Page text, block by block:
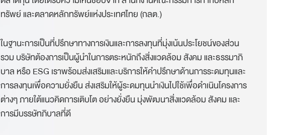
ทรัพย์ และตลาดหลักทรัพย์แห่งประเทศไทย (กลต.)
ในฐานะการเป็นที่ปรึกษาทางการเงินและการลงทุนที่มุ่งเน้นประโยชน์ของส่วน
รวม บริษัทต้องการเป็นผู้นำในการตระหนักถึงสิ่งแวดล้อม สังคม และธรรมาภิ
บาล หรือ ESG เราพร้อมส่งเสริมและบริการให้คำปรึกษาด้านการระดมทุนและ
การลงทุนเพื่อความยั่งยืน ส่งเสริมให้ผู้ระดมทุนนำเงินไปใช้เพื่อดำเนินโครงการ
ต่างๆ ภายใต้แนวคิดการเติบโต อย่างยั่งยืน มุ่งพัฒนาสิ่งแวดล้อม สังคม และ
การมีบรรษัทภิบาลที่ดี